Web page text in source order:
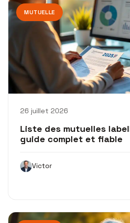
MUTUELLE
26 juillet 2026
Liste des mutuelles
guide complet et fiable
Victor